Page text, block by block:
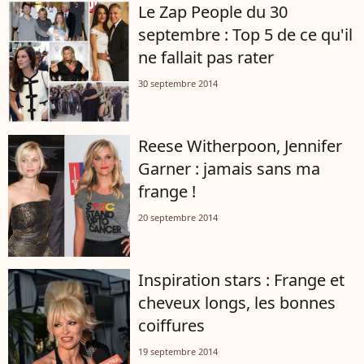
Le Zap People du 30
septembre : Top 5 de ce qu'il
ne fallait pas rater
30 septembre 2014
Reese Witherpoon, Jennifer
Garner : jamais sans ma
frange !
20 septembre 2014
Inspiration stars : Frange et
cheveux longs, les bonnes
coiffures
19 septembre 2014